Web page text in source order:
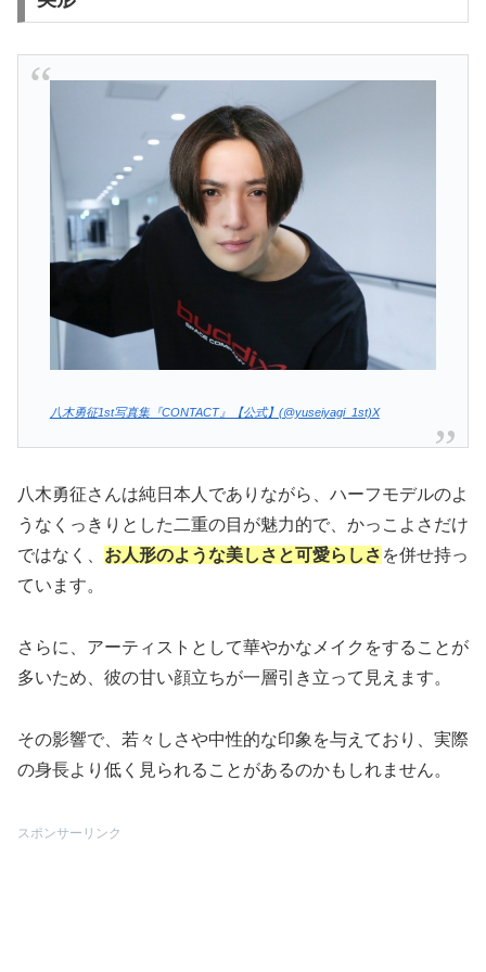
八木勇征1st写真集『CONTACT』【公式】(@yuseiyagi_1st)X
八木勇征さんは純日本人でありながら、ハーフモデルのよ
うなくっきりとした二重の目が魅力的で、かっこよさだけ
ではなく、 お人形のような美しさと可愛らしさ を併せ持っ
ています。
さらに、アーティストとして華やかなメイクをすることが
多いため、彼の甘い顔立ちが一層引き立って見えます。
その影響で、若々しさや中性的な印象を与えており、実際
の身長より低く見られることがあるのかもしれません。
スポンサーリンク